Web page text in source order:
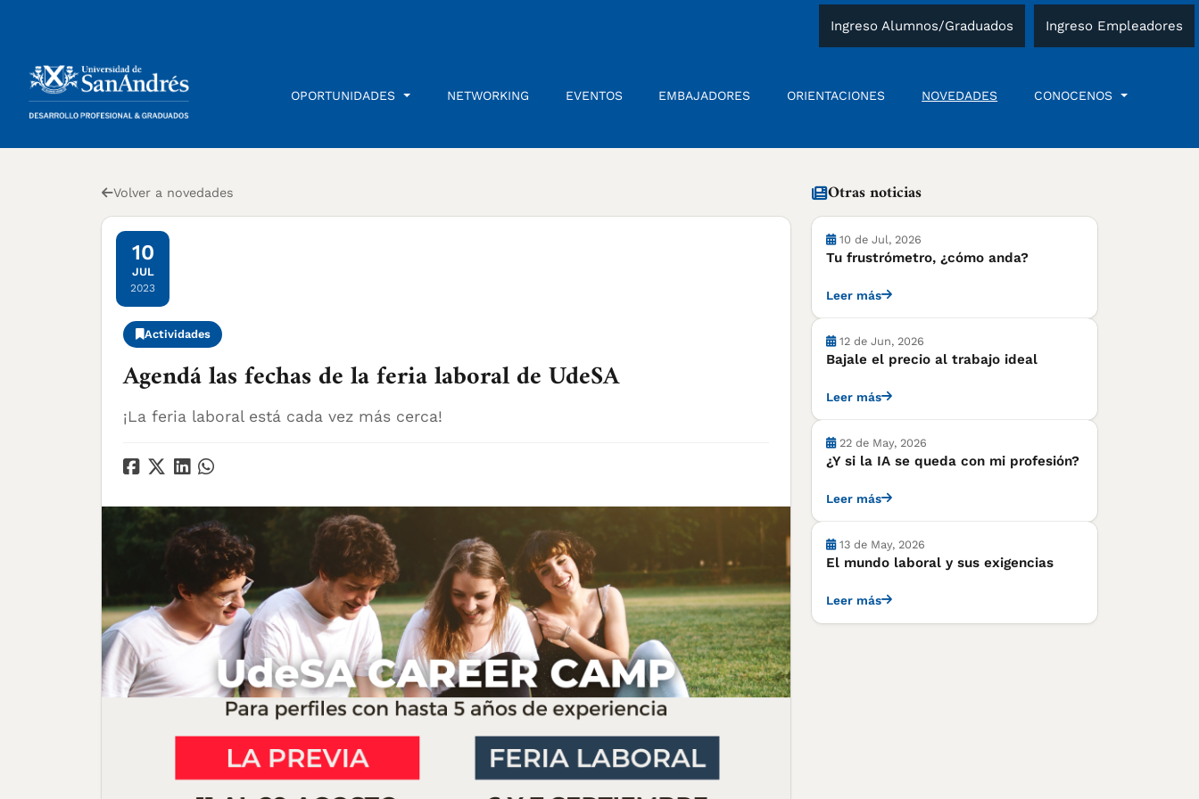
Ingreso Alumnos/Graduados Ingreso Empleadores
OPORTUNIDADES NETWORKING EVENTOS EMBAJADORES ORIENTACIONES NOVEDADES CONOCENOS
Volver a novedades
10
JUL
2023
Actividades
Agendá las fechas de la feria laboral de UdeSA
¡La feria laboral está cada vez más cerca!
Otras noticias
10 de Jul, 2026
Tu frustrómetro, ¿cómo anda?
Leer más
Notas
12 de Jun, 2026
Bajale el precio al trabajo ideal
Leer más
22 de May, 2026
¿Y si la IA se queda con mi profesión?
Leer más
13 de May, 2026
El mundo laboral y sus exigencias
Leer más